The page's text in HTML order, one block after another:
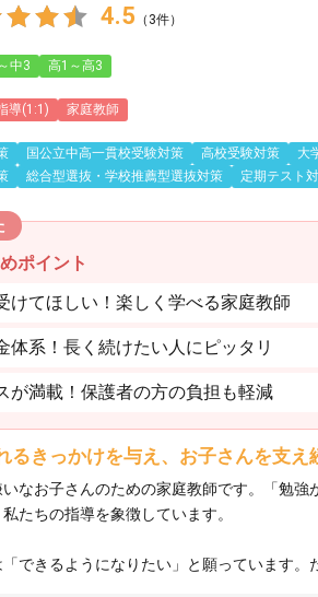
4.5 （3件）
中3 高1～高3
導(1:1) 家庭教師
国公立中高一貫校受験対策 高校受験対策 大
総合型選抜・学校推薦型選抜対策 定期テスト
ポイント
けてほしい！楽しく学べる家庭教師
体系！長く続けたい人にピッタリ
が満載！保護者の方の負担も軽減
るきっかけを与え、お子さんを支え
なお子さんのための家庭教師です。「勉
たちの指導を象徴しています。
できるようになりたい」と願っています。